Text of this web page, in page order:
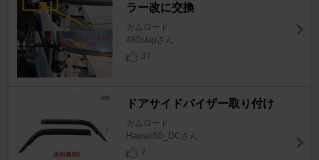
ラー改に交換
カムロード
480skipさん
37
ドアサイドバイザー取り付け
カムロード
Hawaii50_DCさん
7